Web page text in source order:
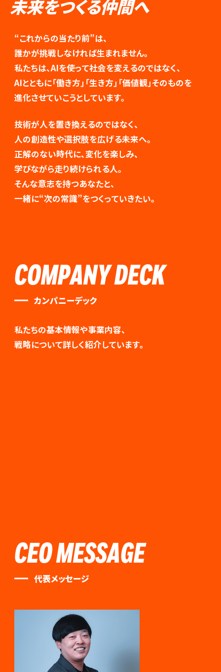
未来をつくる仲間へ
“これからの当たり前”は、
誰かが挑戦しなければ生まれません。
私たちは、AIを使って社会を変えるのではなく、
AIとともに「働き方」「生き方」「価値観」そのものを
進化させていこうとしています。
技術が人を置き換えるのではなく、
人の創造性や選択肢を広げる未来へ。
正解のない時代に、変化を楽しみ、
学びながら走り続けられる人。
そんな意志を持つあなたと、
一緒に“次の常識”をつくっていきたい。
COMPANY DECK
カンパニーデック
私たちの基本情報や事業内容、
戦略について詳しく紹介しています。
CEO MESSAGE
代表メッセージ